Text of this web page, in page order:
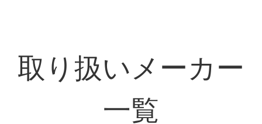
取り扱いメーカー
一覧